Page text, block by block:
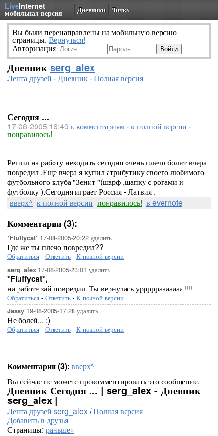
LiveInternet
мобильная версия Дневники Личка
Вы были перенаправлены на мобильную версию
страницы. Вернуться!
Авторизация
Дневник serg_alex
Лента друзей -Дневник-Полная версия
Сегодня ...
17-08-2005 16:49 к комментариям-к полной версии -
понравилось!
Решил на работу неходить сегодня очень плечо болит вчера
повредил .Еще вчера я купил атрибутику своего любимого
футбольного клуба "Зенит "(шарф ,шапку с рогами и
футболку ).Сегодня играет Россия - Латвия .
вверх^ к полной версии понравилось! в evernote
Комментарии (3):
*Fluffycat* 17-08-2005-20:22 удалить
Где же ты плечо повредил??
Обратиться - Ответить - К полной версии
serg_alex 17-08-2005-23:01 удалить
*Fluffycat*,
на работе зай повредил .Ты вернулась урррррааааааа !!!!
Обратиться - Ответить - К полной версии
Jassy 19-08-2005-17:28 удалить
Не болей... :)
Обратиться - Ответить - К полной версии
Комментарии (3): вверх^
Вы сейчас не можете прокомментировать это сообщение.
Дневник Сегодня ... | serg_alex - Дневник
serg_alex |
Лента друзей serg_alex/Полная версия
Добавить в друзья
Страницы: раньше»